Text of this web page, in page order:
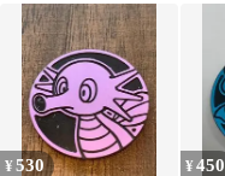
¥530 ¥450